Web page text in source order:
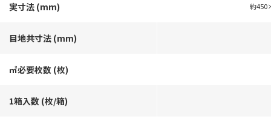
実寸法 (mm) 約
目地共寸法 (mm)
㎡必要枚数 (枚)
1箱入数 (枚/箱)